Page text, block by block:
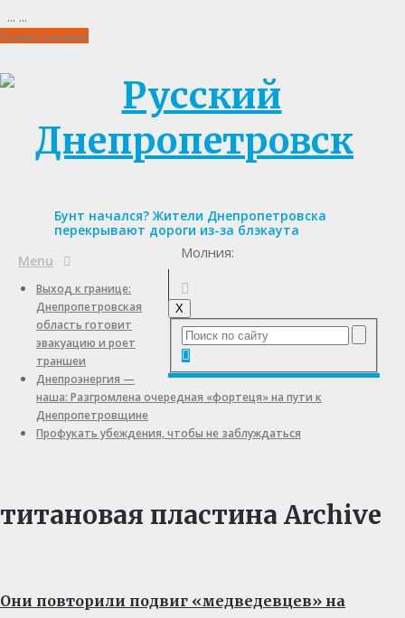
... ...
Пожертвования
Бунт начался? Жители Днепропетровска
перекрывают дороги из-за блэкаута
Menu
X
Молния:
Выход к границе:
Днепропетровская
область готовит
эвакуацию и роет
траншеи
Днепроэнергия —
наша: Разгромлена очередная «фортеця» на пути к
Днепропетровщине
Профукать убеждения, чтобы не заблуждаться
титановая пластина Archive
Они повторили подвиг «медведевцев» на